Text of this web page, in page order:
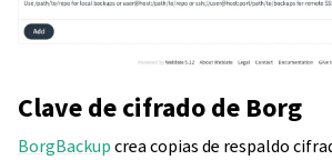
Clave de cifrado de Borg
BorgBackupcrea copias de respaldo